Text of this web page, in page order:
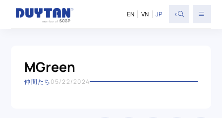
EN VN JP <
MGreen
仲間たち05/22/2024